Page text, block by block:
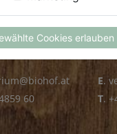
- 14.30 Uhr
60
Mo
E.
T.
Cookies erlauben